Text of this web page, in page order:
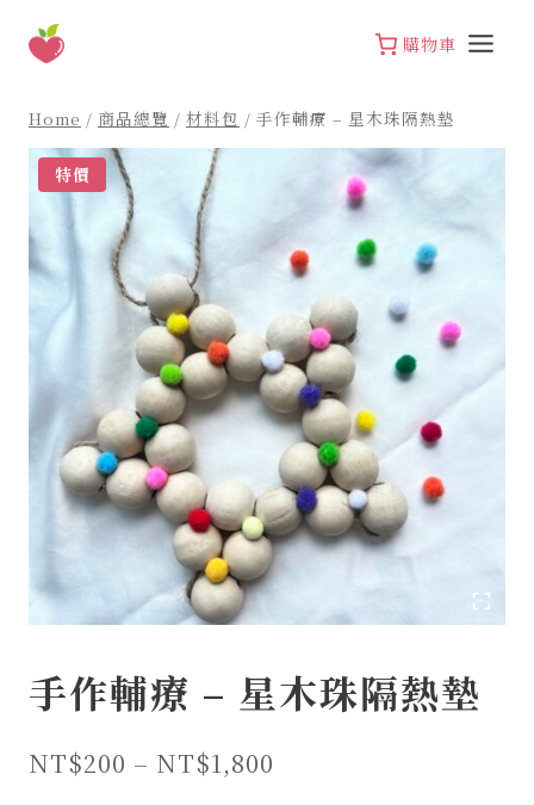
購物車
Home / 商品總覽 / 材料包 / 手作輔療 – 星木珠隔熱墊
特價
手作輔療 – 星木珠隔熱墊
NT$200 – NT$1,800